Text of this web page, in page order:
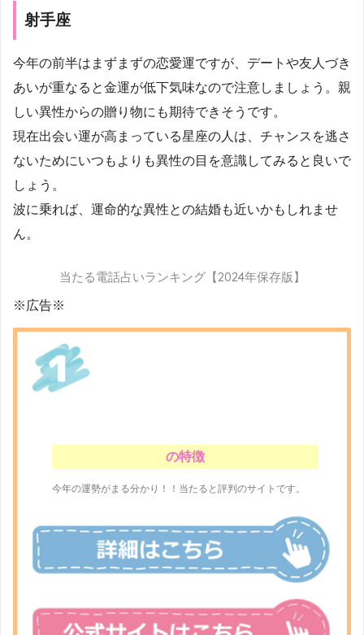
射手座
今年の前半はまずまずの恋愛運ですが、デートや友人づき
あいが重なると金運が低下気味なので注意しましょう。親
しい異性からの贈り物にも期待できそうです。
現在出会い運が高まっている星座の人は、チャンスを逃さ
ないためにいつもよりも異性の目を意識してみると良いで
しょう。
波に乗れば、運命的な異性との結婚も近いかもしれませ
ん。
当たる電話占いランキング【2024年保存版】
※広告※
の特徴
今年の運勢がまる分かり！！当たると評判のサイトです。